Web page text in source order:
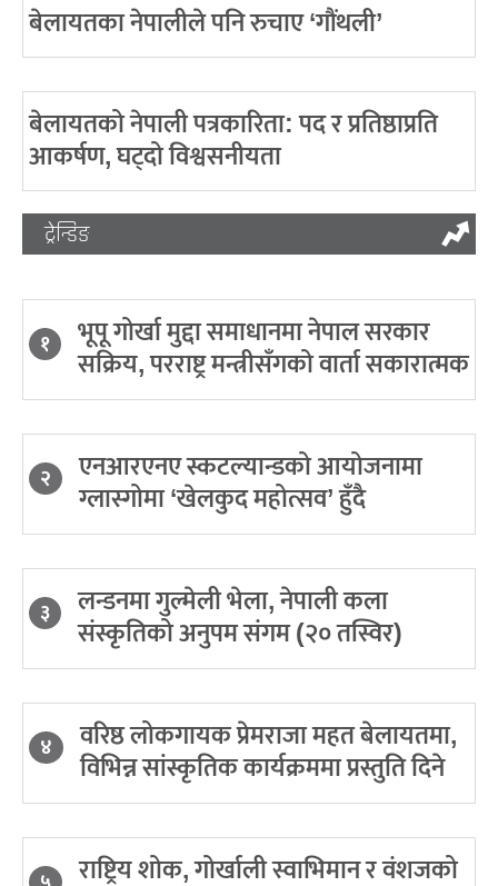
बेलायतका नेपालीले पनि रुचाए ‘गौंथली’
बेलायतको नेपाली पत्रकारिता: पद र प्रतिष्ठाप्रति
आकर्षण, घट्दो विश्वसनीयता
ट्रेन्डिङ
१ भूपू गोर्खा मुद्दा समाधानमा नेपाल सरकार
सक्रिय, परराष्ट्र मन्त्रीसँगको वार्ता सकारात्मक
२ एनआरएनए स्कटल्यान्डको आयोजनामा
ग्लास्गोमा ‘खेलकुद महोत्सव’ हुँदै
३ लन्डनमा गुल्मेली भेला, नेपाली कला
संस्कृतिको अनुपम संगम (२० तस्विर)
४ वरिष्ठ लोकगायक प्रेमराजा महत बेलायतमा,
विभिन्न सांस्कृतिक कार्यक्रममा प्रस्तुति दिने
राष्ट्रिय शोक, गोर्खाली स्वाभिमान र वंशजको